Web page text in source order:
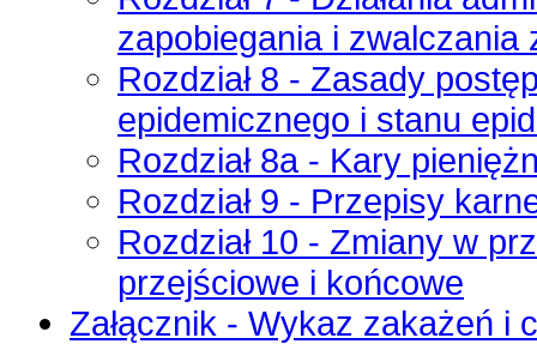
zapobiegania i
Rozdział 8 - Zasady
epidemicznego i stanu
Rozdział 8a - Kary
Rozdział 9 - Przepisy
Rozdział 10 - Zmiany w
przejściowe i końcowe
Załącznik - Wykaz zakażeń i